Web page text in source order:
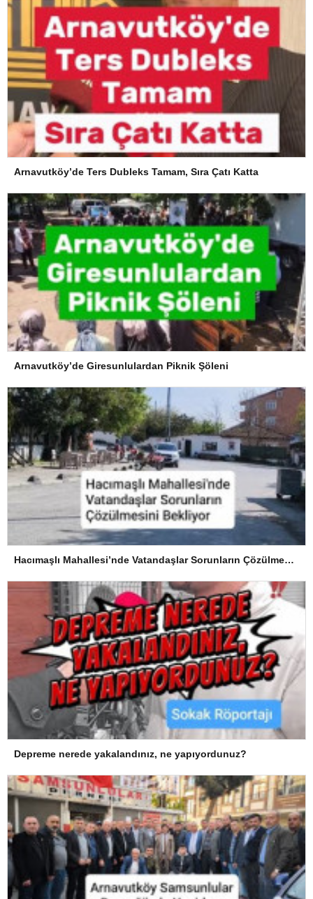
Arnavutköy’de Ters Dubleks Tamam, Sıra Çatı Katta
Arnavutköy’de Giresunlulardan Piknik Şöleni
Hacımaşlı Mahallesi’nde Vatandaşlar Sorunların Çözülmesini Bekliyor
Depreme nerede yakalandınız, ne yapıyordunuz?